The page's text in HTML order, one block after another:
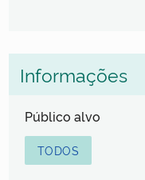
Informações
Público alvo
TODOS